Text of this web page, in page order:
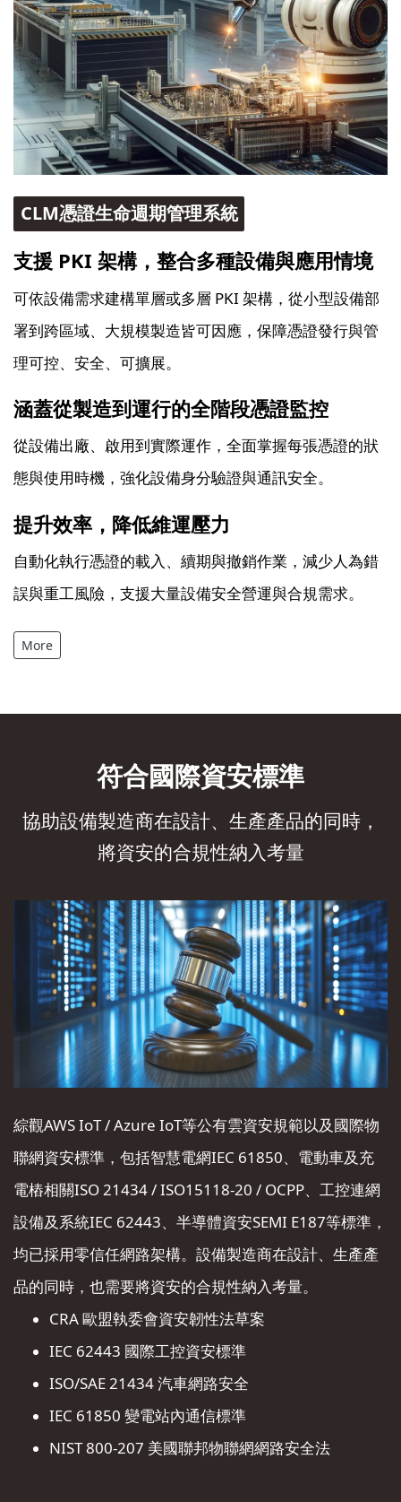
CLM憑證生命週期管理系統
支援 PKI 架構，整合多種設備與應用情境
可依設備需求建構單層或多層 PKI 架構，從小型設備部
署到跨區域、大規模製造皆可因應，保障憑證發行與管
理可控、安全、可擴展。
涵蓋從製造到運行的全階段憑證監控
從設備出廠、啟用到實際運作，全面掌握每張憑證的狀
態與使用時機，強化設備身分驗證與通訊安全。
提升效率，降低維運壓力
自動化執行憑證的載入、續期與撤銷作業，減少人為錯
誤與重工風險，支援大量設備安全營運與合規需求。
More
符合國際資安標準
協助設備製造商在設計、生產產品的同時，
將資安的合規性納入考量
綜觀AWS IoT / Azure IoT等公有雲資安規範以及國際物
聯網資安標準，包括智慧電網IEC 61850、電動車及充
電樁相關ISO 21434 / ISO15118-20 / OCPP、工控連網
設備及系統IEC 62443、半導體資安SEMI E187等標準，
均已採用零信任網路架構。設備製造商在設計、生產產
品的同時，也需要將資安的合規性納入考量。
CRA 歐盟執委會資安韌性法草案
IEC 62443 國際工控資安標準
ISO/SAE 21434 汽車網路安全
IEC 61850 變電站內通信標準
NIST 800-207 美國聯邦物聯網網路安全法